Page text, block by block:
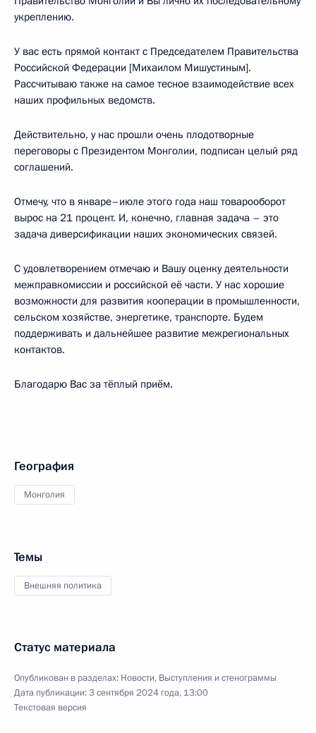
укреплению.
У вас есть прямой контакт с Председателем Правительства
Российской Федерации [Михаилом Мишустиным].
Рассчитываю также на самое тесное взаимодействие всех
наших профильных ведомств.
Действительно, у нас прошли очень плодотворные
переговоры с Президентом Монголии, подписан целый ряд
соглашений.
Отмечу, что в январе–июле этого года наш товарооборот
вырос на 21 процент. И, конечно, главная задача – это
задача диверсификации наших экономических связей.
С удовлетворением отмечаю и Вашу оценку деятельности
межправкомиссии и российской её части. У нас хорошие
возможности для развития кооперации в промышленности,
сельском хозяйстве, энергетике, транспорте. Будем
поддерживать и дальнейшее развитие межрегиональных
контактов.
Благодарю Вас за тёплый приём.
География
Монголия
Темы
Внешняя политика
Статус материала
Опубликован в разделах: Новости, Выступления и стенограммы
Дата публикации:3 сентября 2024 года, 13:00
Текстовая версия